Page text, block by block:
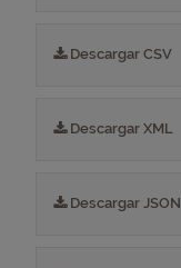
Descargar CSV
Descargar XML
Descargar JSON